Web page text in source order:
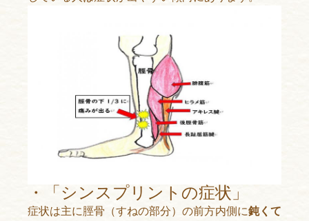
・「シンスプリントの症状」
症状は主に脛骨（すねの部分）の前方内側に鈍くて